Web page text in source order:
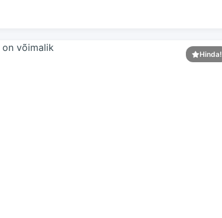
Hinda!